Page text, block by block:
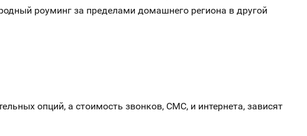
роуминг за пределами домашнего региона в другой
опций, а стоимость звонков, СМС, и интернета, зависят